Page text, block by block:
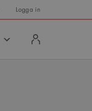
Logga in
in